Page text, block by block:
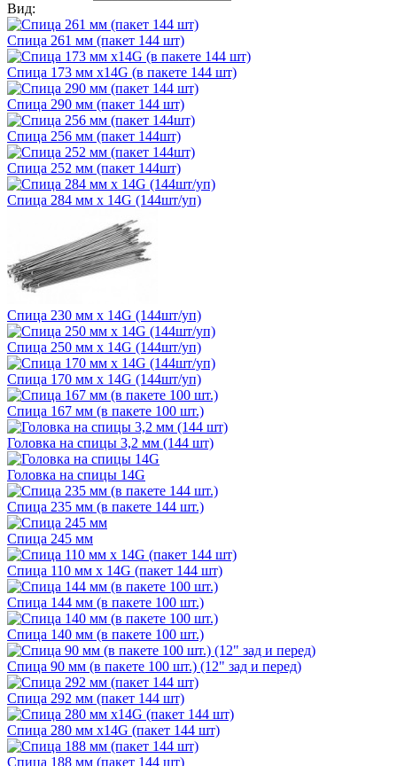
Вид:
Спица 261 мм (пакет 144 шт)
Спица 173 мм х14G (в пакете 144 шт)
Спица 290 мм (пакет 144 шт)
Спица 256 мм (пакет 144шт)
Спица 252 мм (пакет 144шт)
Спица 284 мм х 14G (144шт/уп)
Спица 230 мм х 14G (144шт/уп)
Спица 250 мм х 14G (144шт/уп)
Спица 170 мм х 14G (144шт/уп)
Спица 167 мм (в пакете 100 шт.)
Головка на спицы 3,2 мм (144 шт)
Головка на спицы 14G
Спица 235 мм (в пакете 144 шт.)
Спица 245 мм
Спица 110 мм х 14G (пакет 144 шт)
Спица 144 мм (в пакете 100 шт.)
Спица 140 мм (в пакете 100 шт.)
Спица 90 мм (в пакете 100 шт.) (12" зад и перед)
Спица 292 мм (пакет 144 шт)
Спица 280 мм х14G (пакет 144 шт)
Спица 188 мм (пакет 144 шт)